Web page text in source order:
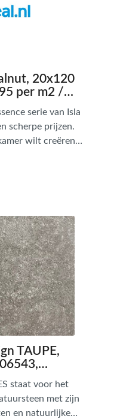
20x120
per m2 /
serie van Isla
scherpe prijzen.
wilt creëren
badkamer met
biedt een
TAUPE,
- € 49,95
staat voor het
met zijn
en natuurlijke